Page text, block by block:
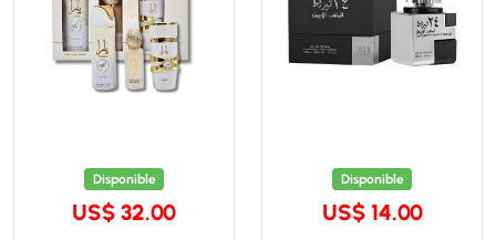
Disponible
US$ 32.00
Disponible
US$ 14.00